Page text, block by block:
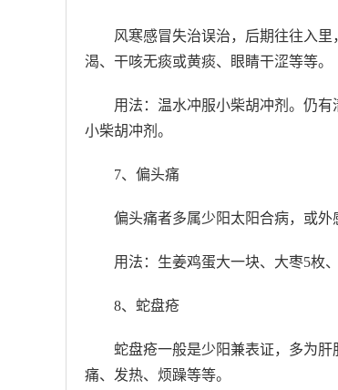
风寒感冒失治误治，后期往往入
渴、干咳无痰或黄痰、眼睛干涩等等。
用法：温水冲服小柴胡冲剂。仍
小柴胡冲剂。
7、偏头痛
偏头痛者多属少阳太阳合病，或外
用法：生姜鸡蛋大一块、大枣5枚
8、蛇盘疮
蛇盘疮一般是少阳兼表证，多为
痛、发热、烦躁等等。